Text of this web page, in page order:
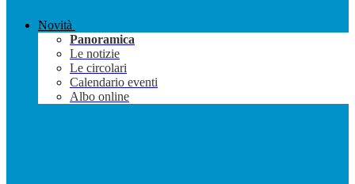
Novità
Panoramica
Le notizie
Le circolari
Calendario eventi
Albo online